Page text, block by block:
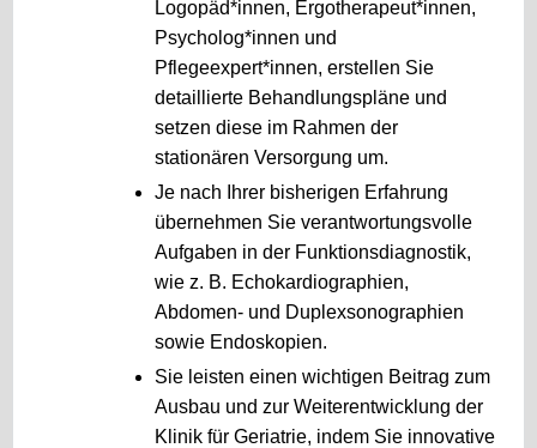
Logopäd*innen, Ergotherapeut*innen,
Psycholog*innen und
Pflegeexpert*innen, erstellen Sie
detaillierte Behandlungspläne und
setzen diese im Rahmen der
stationären Versorgung um.
Je nach Ihrer bisherigen Erfahrung
übernehmen Sie verantwortungsvolle
Aufgaben in der Funktionsdiagnostik,
wie z. B. Echokardiographien,
Abdomen- und Duplexsonographien
sowie Endoskopien.
Sie leisten einen wichtigen Beitrag zum
Ausbau und zur Weiterentwicklung der
Klinik für Geriatrie, indem Sie innovative